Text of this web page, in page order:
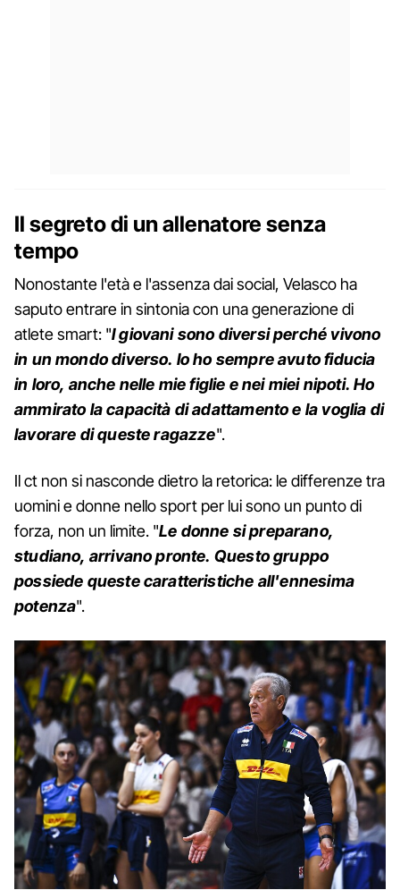
Il segreto di un allenatore senza
tempo
Nonostante l'età e l'assenza dai social, Velasco ha
saputo entrare in sintonia con una generazione di
atlete smart: "I giovani sono diversi perché vivono
in un mondo diverso. Io ho sempre avuto fiducia
in loro, anche nelle mie figlie e nei miei nipoti. Ho
ammirato la capacità di adattamento e la voglia di
lavorare di queste ragazze".
Il ct non si nasconde dietro la retorica: le differenze tra
uomini e donne nello sport per lui sono un punto di
forza, non un limite. "Le donne si preparano,
studiano, arrivano pronte. Questo gruppo
possiede queste caratteristiche all'ennesima
potenza".